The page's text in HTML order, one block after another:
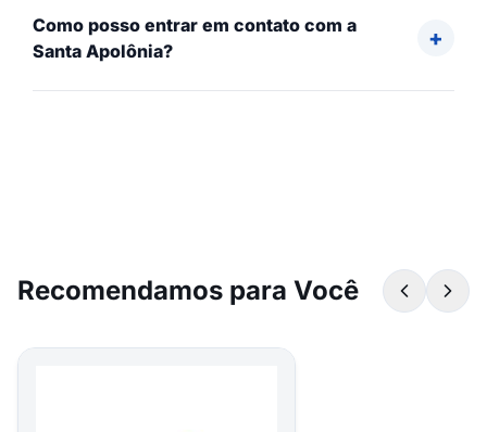
Como posso entrar em contato com a
Santa Apolônia?
Recomendamos para Você